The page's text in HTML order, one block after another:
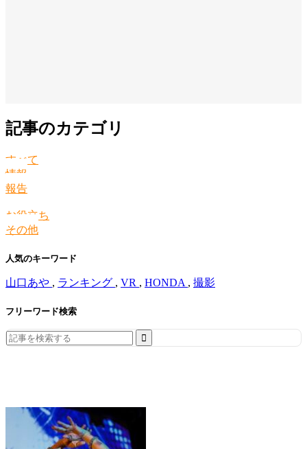
記事のカテゴリ
すべて
情報
報告
お役立ち
その他
人気のキーワード
山口あや , ランキング , VR , HONDA , 撮影
フリーワード検索
Search
for: